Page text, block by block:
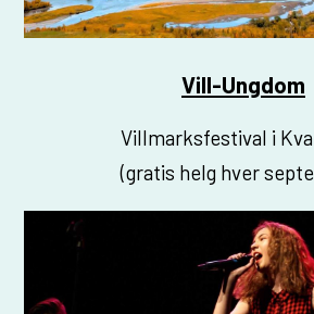
Vill-Ungdom
Villmarksfestival i
(gratis helg hver